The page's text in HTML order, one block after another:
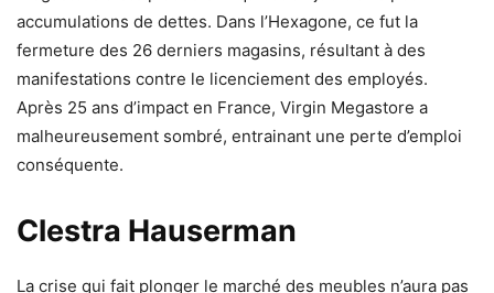
accumulations de dettes. Dans l’Hexagone, ce fut la
fermeture des 26 derniers magasins, résultant à des
manifestations contre le licenciement des employés.
Après 25 ans d’impact en France, Virgin Megastore a
malheureusement sombré, entrainant une perte d’emploi
conséquente.
Clestra Hauserman
La crise qui fait plonger le marché des meubles n’aura pas